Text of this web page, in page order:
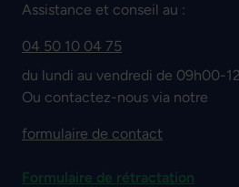
Assistance et conseil au :
04 50 10 04 75
du lundi au vendredi de 09h00-
Ou contactez-nous via notre
formulaire de contact
Formulaire de rétractation